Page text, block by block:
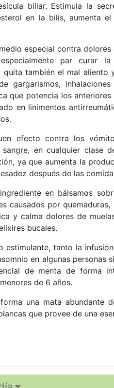
biliar. Estimula la
en la bilis, aumenta
especial contra
par curar la
quita también el mal
gargarismos,
que potencia los
en linimentos
efecto contra los
en cualquier
ya que aumenta la
después de las
en bálsamos
causados por
y calma dolores de
bucales.
estimulante, tanto la
en algunas personas
de menta de forma
de 6 años.
una mata abundante
que provee de una